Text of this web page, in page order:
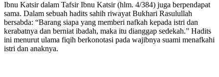
Ibnu Katsir dalam Tafsir Ibnu Katsir (hlm. 4/384) juga berpendapat
sama. Dalam sebuah hadits sahih riwayat Bukhari Rasulullah
bersabda: “Barang siapa yang memberi nafkah kepada istri dan
kerabatnya dan berniat ibadah, maka itu dianggap sedekah.” Hadits
ini menurut ulama fiqih berkonotasi pada wajibnya suami menafkahi
istri dan anaknya.